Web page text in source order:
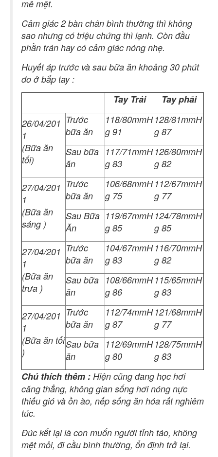
mê mệt.
Cảm giác 2 bàn chân bình thường thì không
sao nhưng có triệu chứng thì lạnh. Còn đầu
phần trán hay có cảm giác nóng nhẹ.
Huyết áp trước và sau bữa ăn khoảng 30 phút
đo ở bắp tay :
Tay Trái Tay phải
26/04/201
1
(Bữa ăn
tối)
Trước
bữa ăn
118/80mmH
g 91
128/81mmH
g 87
Sau bữa
ăn
117/71mmH
g 83
126/80mmH
g 82
27/04/201
1
(Bữa ăn
sáng )
Trước
bữa ăn
106/68mmH
g 75
112/67mmH
g 77
Sau Bữa
Ăn
119/67mmH
g 85
124/78mmH
g 85
27/04/201
1
(Bữa ăn
trưa )
Trước
bữa ăn
104/67mmH
g 83
116/70mmH
g 82
Sau bữa
ăn
108/66mmH
g 86
115/65mmH
g 83
27/04/201
1
(Bữa ăn tối
)
Trước
bữa ăn
112/74mmH
g 87
121/68mmH
g 77
Sau bữa
ăn
112/69mmH
g 80
128/75mmH
g 83
Chú thích thêm : Hiện cũng đang học hơi
căng thẳng, không gian sống hơi nóng nực
thiếu gió và ồn ào, nếp sống ăn hóa rất nghiêm
túc.
Đúc kết lại là con muốn người tỉnh táo, không
mệt mỏi, đi cầu bình thường, ổn định trở lại.